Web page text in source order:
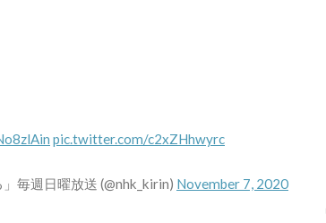
pic.twitter.com/c2xZHhwyrc
毎週日曜放送 (@nhk_kirin) November 7, 2020